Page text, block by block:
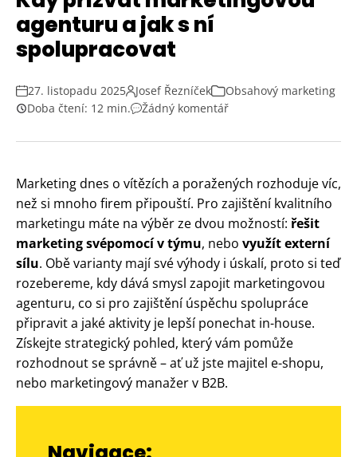
agenturu a jak s ní
spolupracovat
27. listopadu 2025 Josef Řezníček
Obsahový marketing
Doba čtení: 12 min.
Žádný komentář
Marketing dnes o vítězích a poražených rozhoduje víc,
než si mnoho firem připouští. Pro zajištění kvalitního
marketingu máte na výběr ze dvou možností: řešit
marketing svépomocí v týmu, nebo využít externí
sílu. Obě varianty mají své výhody i úskalí, proto si teď
rozebereme, kdy dává smysl zapojit marketingovou
agenturu, co si pro zajištění úspěchu spolupráce
připravit a jaké aktivity je lepší ponechat in-house.
Získejte strategický pohled, který vám pomůže
rozhodnout se správně – ať už jste majitel e-shopu,
nebo marketingový manažer v B2B.